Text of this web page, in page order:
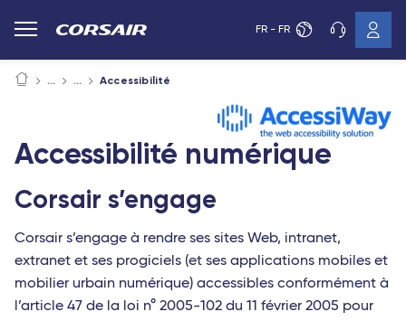
FR - FR
Accessibilité
Accessibilité numérique
Corsair s’engage
Corsair s’engage à rendre ses sites Web, intranet,
extranet et ses progiciels (et ses applications mobiles et
mobilier urbain numérique) accessibles conformément à
l’article 47 de la loi n° 2005-102 du 11 février 2005 pour